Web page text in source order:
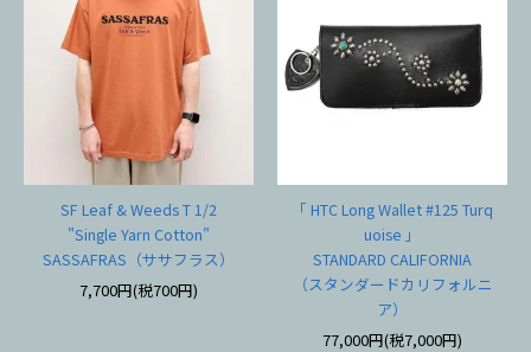
SF Leaf & Weeds T 1/2
"Single Yarn Cotton"
SASSAFRAS（ササフラス）
7,700円(税700円)
「 HTC Long Wallet #125 Turq
uoise 」
STANDARD CALIFORNIA
（スタンダードカリフォルニ
ア）
77,000円(税7,000円)